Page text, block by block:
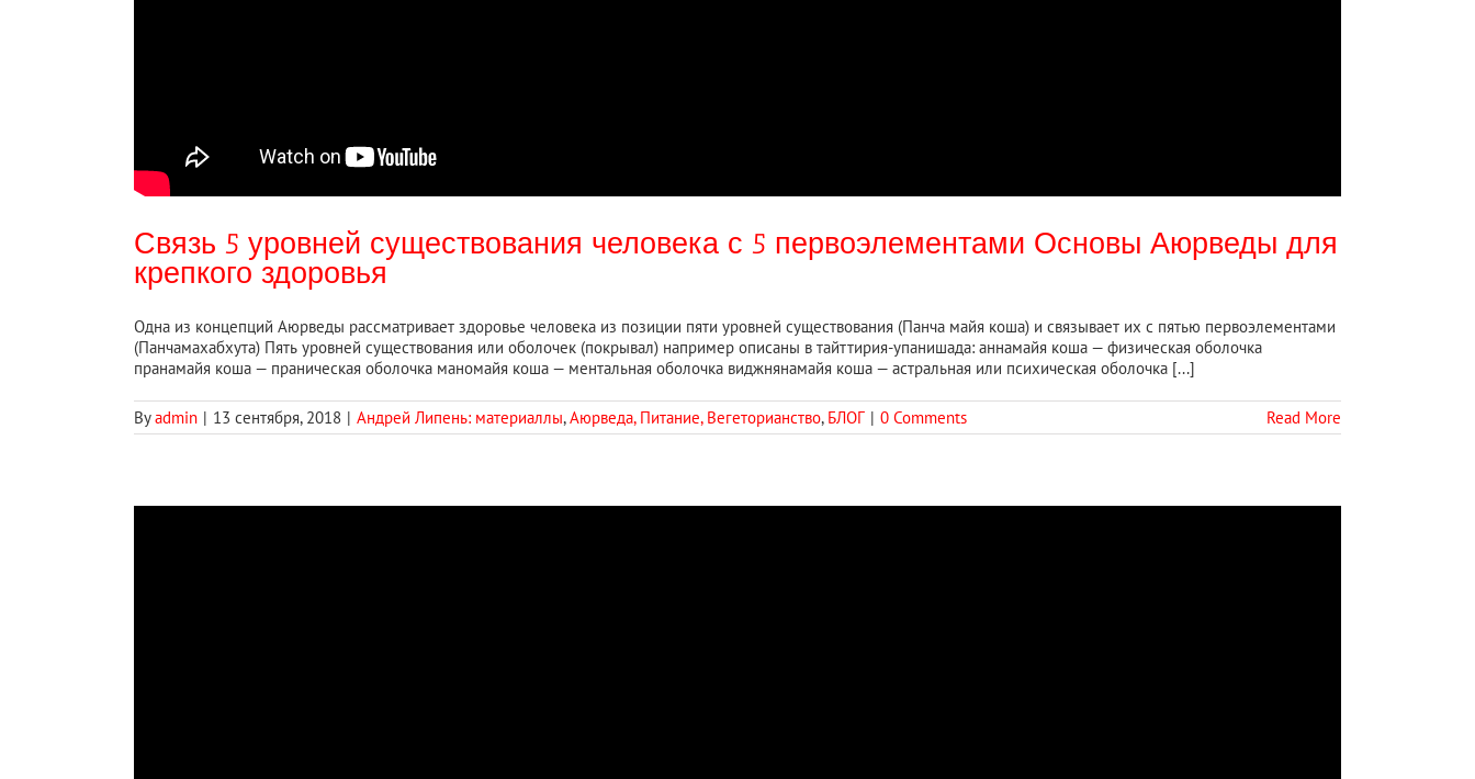
Связь 5 уровней существования человека с 5 первоэлементами Основы Аюрведы для
крепкого здоровья
Одна из концепций Аюрведы рассматривает здоровье человека из позиции пяти уровней существования (Панча майя коша) и связывает их с пятью первоэлементами
(Панчамахабхута) Пять уровней существования или оболочек (покрывал) например описаны в тайттирия-упанишада: аннамайя коша — физическая оболочка
пранамайя коша — праническая оболочка маномайя коша — ментальная оболочка виджнянамайя коша — астральная или психическая оболочка [...]
Byadmin | 13 сентября, 2018 | Андрей Липень: материаллы,Аюрведа, Питание, Вегеторианство, БЛОГ | 0 Comments Read More